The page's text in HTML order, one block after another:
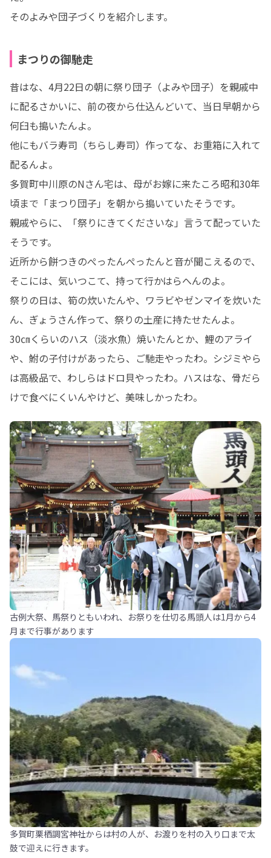
そのよみや団子づくりを紹介します。
まつりの御馳走
昔はな、4月22日の朝に祭り団子（よみや団子）を親戚中
に配るさかいに、前の夜から仕込んどいて、当日早朝から
何臼も搗いたんよ。
他にもバラ寿司（ちらし寿司）作ってな、お重箱に入れて
配るんよ。
多賀町中川原のNさん宅は、母がお嫁に来たころ昭和30年
頃まで「まつり団子」を朝から搗いていたそうです。
親戚やらに、「祭りにきてくださいな」言うて配っていた
そうです。
近所から餅つきのぺったんぺったんと音が聞こえるので、
そこには、気いつこて、持って行かはらへんのよ。
祭りの日は、筍の炊いたんや、ワラビやゼンマイを炊いた
ん、ぎょうさん作って、祭りの土産に持たせたんよ。
30㎝くらいのハス（淡水魚）焼いたんとか、鯉のアライ
や、鮒の子付けがあったら、ご馳走やったわ。シジミやら
は高級品で、わしらはドロ貝やったわ。ハスはな、骨だら
けで食べにくいんやけど、美味しかったわ。
古例大祭、馬祭りともいわれ、お祭りを仕切る馬頭人は1月から4
月まで行事があります
多賀町栗栖調宮神社からは村の人が、お渡りを村の入り口まで太
鼓で迎えに行きます。